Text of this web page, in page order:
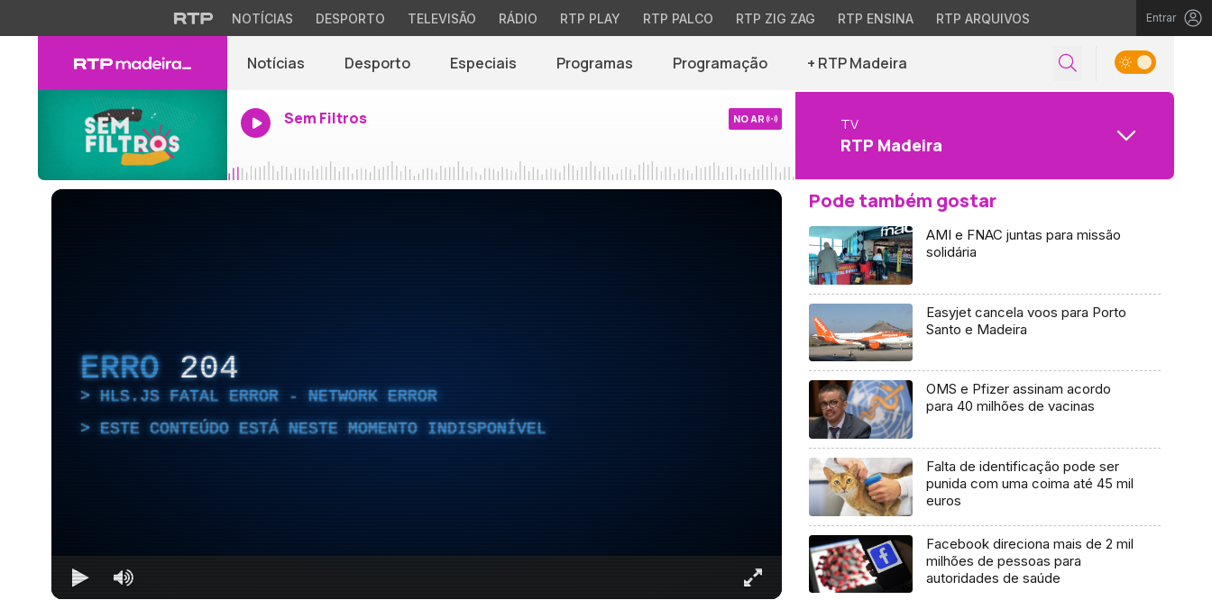
NOTÍCIAS DESPORTO TELEVISÃO RÁDIO RTP PLAY RTP PALCO RTP ZIG ZAG RTP ENSINA RTP ARQUIVOS Entrar
Notícias Desporto Especiais Programas Programação + RTP Madeira
Sem Filtros NO AR TV
RTP Madeira
ERRO 204
HLS.JS FATAL ERROR - NETWORK ERROR
ESTE CONTEÚDO ESTÁ NESTE MOMENTO INDISPONÍVEL
Pode também gostar
AMI e FNAC juntas para missão
solidária
Easyjet cancela voos para Porto
Santo e Madeira
OMS e Pfizer assinam acordo
para 40 milhões de vacinas
Falta de identificação pode ser
punida com uma coima até 45 mil
euros
Facebook direciona mais de 2 mil
milhões de pessoas para
autoridades de saúde